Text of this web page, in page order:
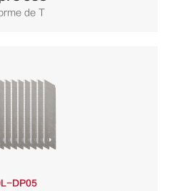
de T
DP05